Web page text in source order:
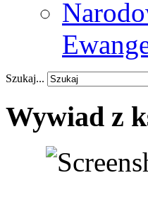
Szukaj...
Wywiad z